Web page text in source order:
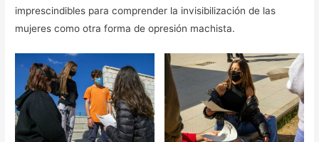
imprescindibles para comprender la invisibilización de las
mujeres como otra forma de opresión machista.